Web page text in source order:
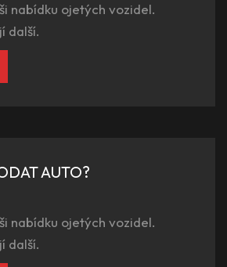
nabídku ojetých vozidel.
další.
AUTO?
nabídku ojetých vozidel.
další.